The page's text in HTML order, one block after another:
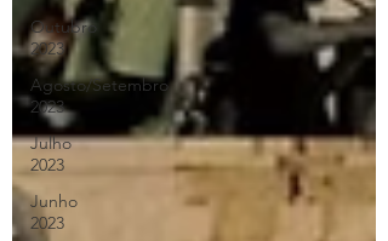
Outubro
2023
Agosto/Setembro
2023
Julho
2023
Junho
2023